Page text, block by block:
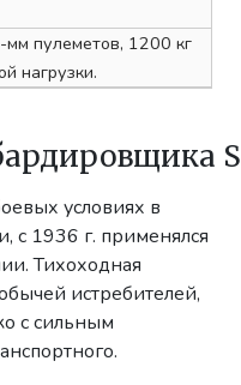
пулеметов, 1200 кг
нагрузки.
условиях в
с 1936 г. применялся
Тихоходная
истребителей,
с сильным